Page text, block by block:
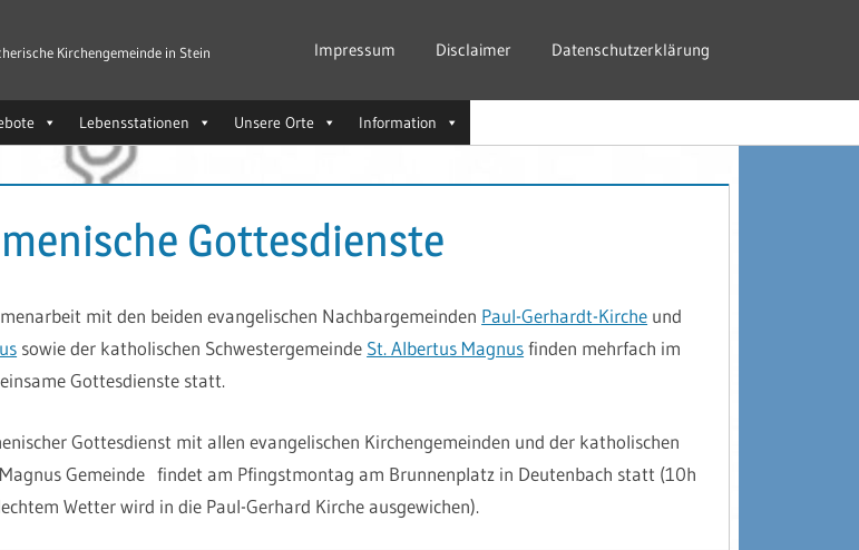
Kirchengemeinde in Stein Impressum Disclaimer Datenschutzerklärung
Lebensstationen Unsere Orte Information
Gottesdienste
mit den beiden evangelischen Nachbargemeinden Paul-Gerhardt-Kirche und
sowie der katholischen Schwestergemeinde St. Albertus Magnusfinden mehrfach im
Gottesdienste statt.
Gottesdienst mit allen evangelischen Kirchengemeinden und der katholischen
Gemeinde findet am Pfingstmontag am Brunnenplatz in Deutenbach statt (10h
Wetter wird in die Paul-Gerhard Kirche ausgewichen).